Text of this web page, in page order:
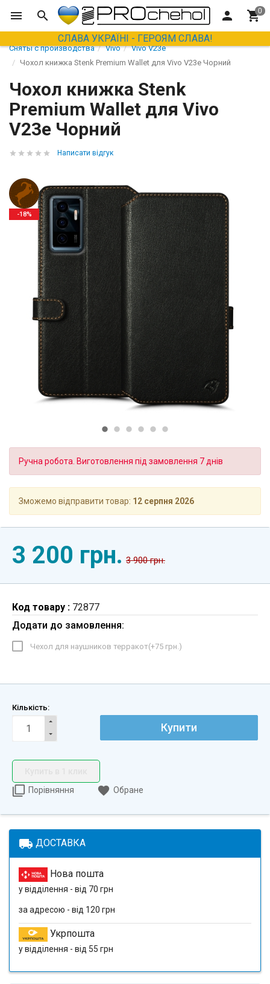
СЛАВА УКРАЇНІ - ГЕРОЯМ СЛАВА!
Сняты с производства Vivo
Vivo V23e
Чохол книжка Stenk Premium Wallet для Vivo V23e Чорний
Чохол книжка Stenk
Premium Wallet для Vivo
V23e Чорний
Написати відгук
-18%
Ручна робота. Виготовлення під замовлення 7 днів
Зможемо відправити товар: 12 серпня 2026
3 200 грн. 3 900 грн.
Код товару : 72877
Додати до замовлення:
Чехол для наушников терракот(+75 грн.)
Кількість:
Купити
Порівняння
Обране
local_shipping ДОСТАВКА
Нова пошта
у відділення - від 70 грн
за адресою - від 120 грн
Укрпошта
у відділення - від 55 грн